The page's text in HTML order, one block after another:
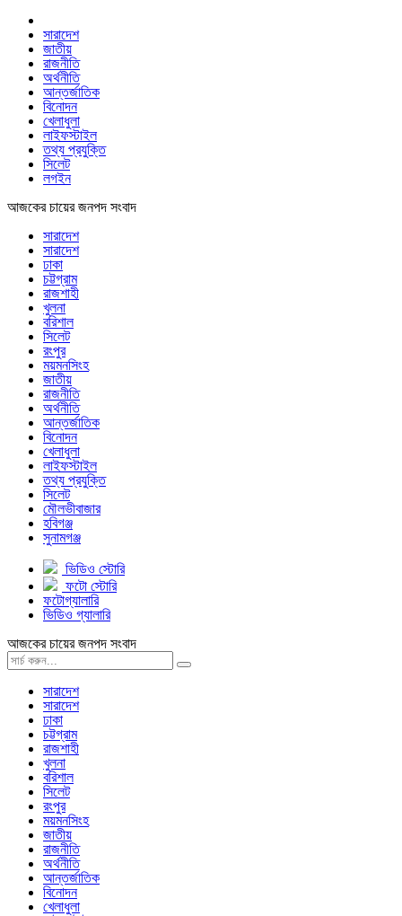
সারাদেশ
জাতীয়
রাজনীতি
অর্থনীতি
আন্তর্জাতিক
বিনোদন
খেলাধুলা
লাইফস্টাইল
তথ্য প্রযুক্তি
সিলেট
লগইন
আজকের চায়ের জনপদ সংবাদ
সারাদেশ
সারাদেশ
ঢাকা
চট্টগ্রাম
রাজশাহী
খুলনা
বরিশাল
সিলেট
রংপুর
ময়মনসিংহ
জাতীয়
রাজনীতি
অর্থনীতি
আন্তর্জাতিক
বিনোদন
খেলাধুলা
লাইফস্টাইল
তথ্য প্রযুক্তি
সিলেট
মৌলভীবাজার
হবিগঞ্জ
সুনামগঞ্জ
ভিডিও স্টোরি
ফটো স্টোরি
ফটোগ্যালারি
ভিডিও গ্যালারি
আজকের চায়ের জনপদ সংবাদ
সারাদেশ
সারাদেশ
ঢাকা
চট্টগ্রাম
রাজশাহী
খুলনা
বরিশাল
সিলেট
রংপুর
ময়মনসিংহ
জাতীয়
রাজনীতি
অর্থনীতি
আন্তর্জাতিক
বিনোদন
খেলাধুলা